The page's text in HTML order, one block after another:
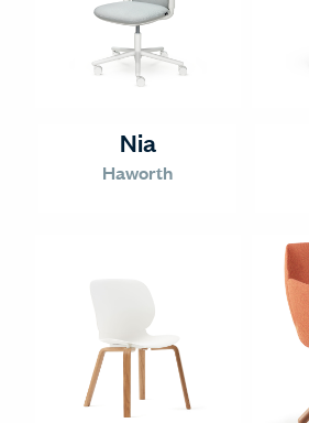
Nia
Haworth